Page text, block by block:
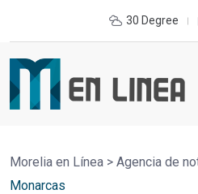
30 Degree
Morelia en Línea > Agencia de
Monarcas